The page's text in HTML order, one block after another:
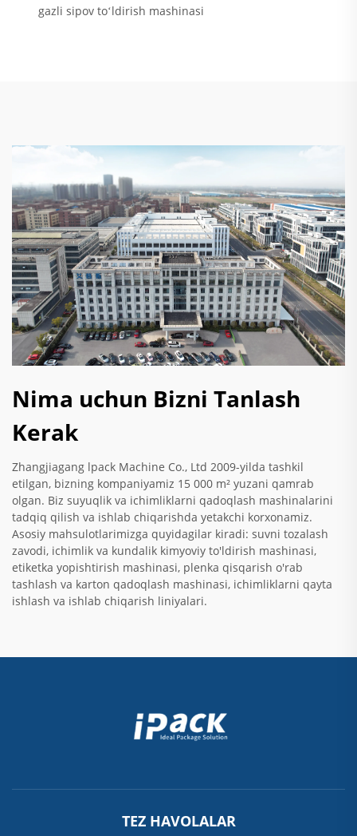
gazli sipov toʻldirish mashinasi
Nima uchun Bizni Tanlash
Kerak
Zhangjiagang lpack Machine Co., Ltd 2009-yilda tashkil
etilgan, bizning kompaniyamiz 15 000 m² yuzani qamrab
olgan. Biz suyuqlik va ichimliklarni qadoqlash mashinalarini
tadqiq qilish va ishlab chiqarishda yetakchi korxonamiz.
Asosiy mahsulotlarimizga quyidagilar kiradi: suvni tozalash
zavodi, ichimlik va kundalik kimyoviy to'ldirish mashinasi,
etiketka yopishtirish mashinasi, plenka qisqarish o'rab
tashlash va karton qadoqlash mashinasi, ichimliklarni qayta
ishlash va ishlab chiqarish liniyalari.
TEZ HAVOLALAR